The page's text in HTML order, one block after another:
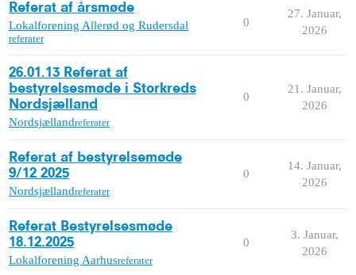
Referat af årsmøde
Lokalforening Allerød og Rudersdal
referater
0
27. Januar,
2026
26.01.13 Referat af
bestyrelsesmøde i Storkreds
Nordsjælland
Nordsjællandreferater
0
21. Januar,
2026
Referat af bestyrelsemøde
9/12 2025
Nordsjællandreferater
0
14. Januar,
2026
Referat Bestyrelsesmøde
18.12.2025
Lokalforening Aarhusreferater
0
3. Januar,
2026